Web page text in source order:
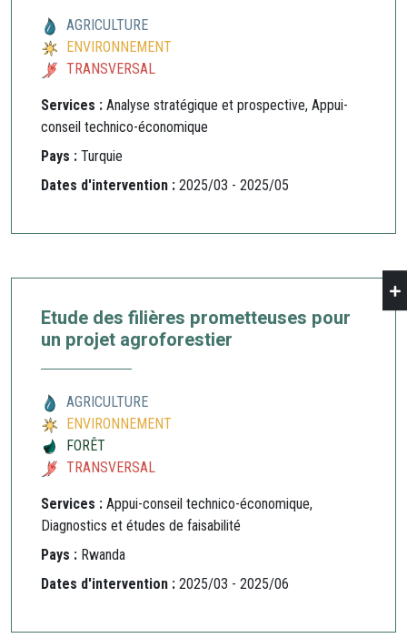
AGRICULTURE
ENVIRONNEMENT
TRANSVERSAL
Services : Analyse stratégique et prospective, Appui-
conseil technico-économique
Pays : Turquie
Dates d'intervention : 2025/03 - 2025/05
Etude des filières prometteuses pour
un projet agroforestier
AGRICULTURE
ENVIRONNEMENT
FORÊT
TRANSVERSAL
Services : Appui-conseil technico-économique,
Diagnostics et études de faisabilité
Pays : Rwanda
Dates d'intervention : 2025/03 - 2025/06